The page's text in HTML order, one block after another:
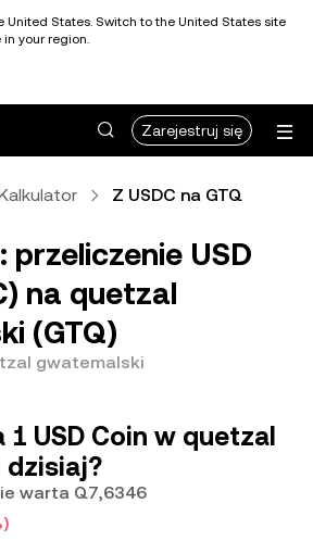
United States. Switch to the United States site
your region.
Zarejestruj się
Z USDC na GTQ
przeliczenie USD
na quetzal
(GTQ)
gwatemalski
1 USD Coin w quetzal
dzisiaj?
warta Q7,6346